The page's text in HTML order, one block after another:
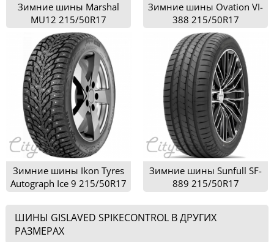
Зимние шины Marshal
MU12 215/50R17
Зимние шины Ovation VI-
388 215/50R17
Зимние шины Ikon Tyres
Autograph Ice 9 215/50R17
Зимние шины Sunfull SF-
889 215/50R17
ШИНЫ GISLAVED SPIKECONTROL В ДРУГИХ
РАЗМЕРАХ